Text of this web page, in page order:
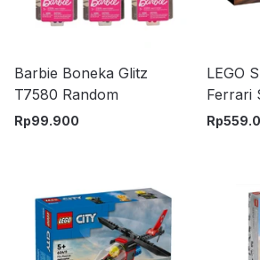
Barbie Boneka Glitz
T7580 Random
Rp99.900
LEGO
Ferrari
Set
Rp